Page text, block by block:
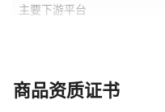
主要下游平台
是否有导购视频
商品资质证书